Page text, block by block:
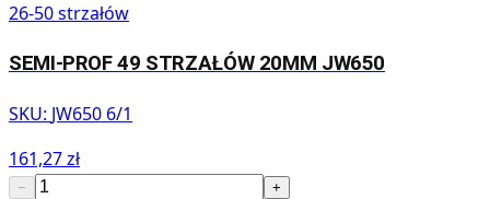
26-50 strzałów
SEMI-PROF 49 STRZAŁÓW 20MM JW650
SKU: JW650 6/1
161,27 zł
− +